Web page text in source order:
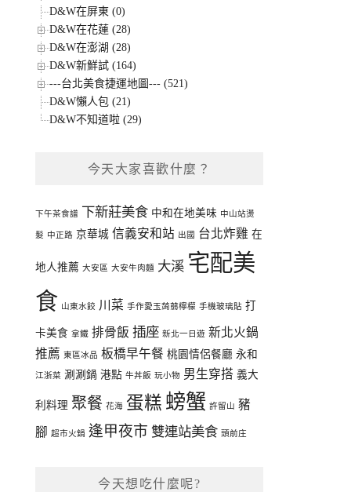
D&W在屏東 (0)
D&W在花蓮 (28)
D&W在澎湖 (28)
D&W新鮮試 (164)
---台北美食捷運地圖--- (521)
D&W懶人包 (21)
D&W不知道啦 (29)
今天大家喜歡什麼？
下午茶食譜 下新莊美食 中和在地美味 中山站燙
髮 中正路 京華城 信義安和站 出國 台北炸雞 在
地人推薦 大安區 大安牛肉麵 大溪 宅配美
食 山東水餃 川菜 手作愛玉蒟蒻檸檬 手機玻璃貼 打
卡美食 拿鐵 排骨飯 插座 新北一日遊 新北火鍋
推薦 東區冰品 板橋早午餐 桃園情侶餐廳 永和
江浙菜 涮涮鍋 港點 牛丼飯 玩小物 男生穿搭 義大
利料理 聚餐 花海 蛋糕 螃蟹 許留山 豬
腳 超市火鍋 逢甲夜市 雙連站美食 頭前庄
今天想吃什麼呢?